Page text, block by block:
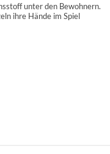
unter den Bewohnern.
ihre Hände im Spiel